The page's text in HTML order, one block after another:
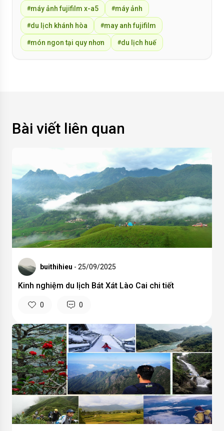
#máy ảnh fujifilm x-a5 #máy ảnh
#du lịch khánh hòa #may anh fujifilm
#món ngon tại quy nhơn #du lịch huế
Bài viết liên quan
buithihieu - 25/09/2025
Kinh nghiệm du lịch Bát Xát Lào Cai chi tiết
0 0